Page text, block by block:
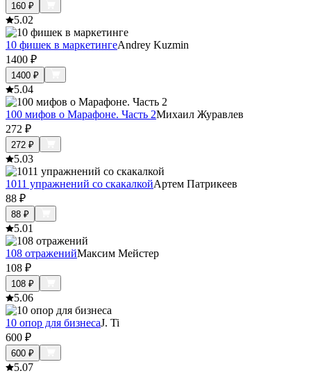
160 ₽
5.02
10 фишек в маркетингеAndrey Kuzmin
1400 ₽
1400 ₽
5.04
100 мифов о Марафоне. Часть 2Михаил Журавлев
272 ₽
272 ₽
5.03
1011 упражнений со скакалкойАртем Патрикеев
88 ₽
88 ₽
5.01
108 отраженийМаксим Мейстер
108 ₽
108 ₽
5.06
10 опор для бизнесаJ. Ti
600 ₽
600 ₽
5.07